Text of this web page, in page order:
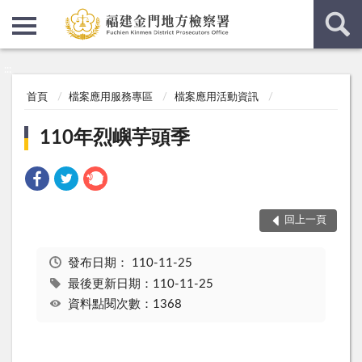
首頁 檔案應用服務專區 檔案應用活動資訊
110年烈嶼芋頭季
回上一頁
發布日期： 110-11-25
最後更新日期：110-11-25
資料點閱次數：1368